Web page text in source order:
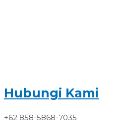
Hubungi Kami
+62 858-5868-7035